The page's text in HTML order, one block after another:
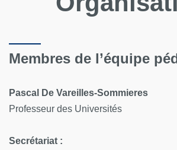
Membres de l’équipe
Pascal De Vareilles-Sommieres
Professeur des Universités
Secrétariat :